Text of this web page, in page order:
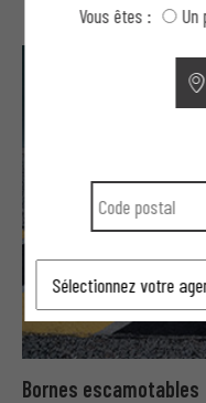
Bornes escamotables
Vous êtes : Un